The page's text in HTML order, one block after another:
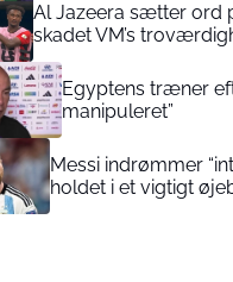
Al Jazeera sætter ord
skadet VM’s
Egyptens træner
manipuleret”
Messi indrømmer
holdet i et vigtigt